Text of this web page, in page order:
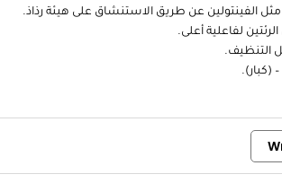
الفينتولين عن طريق الاستنشاق على هيئة رذاذ.
لفاعلية أعلى.
التنظيف.
(كبار).